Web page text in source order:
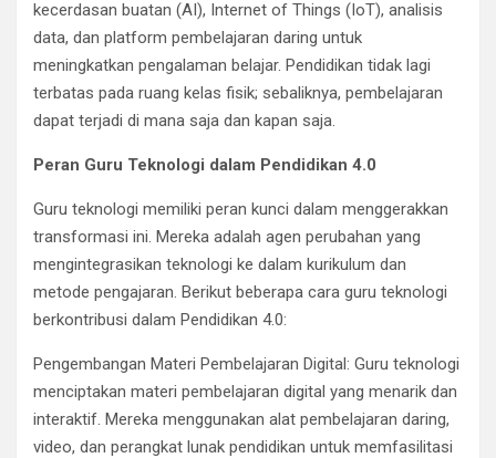
kecerdasan buatan (AI), Internet of Things (IoT), analisis
data, dan platform pembelajaran daring untuk
meningkatkan pengalaman belajar. Pendidikan tidak lagi
terbatas pada ruang kelas fisik; sebaliknya, pembelajaran
dapat terjadi di mana saja dan kapan saja.
Peran Guru Teknologi dalam Pendidikan 4.0
Guru teknologi memiliki peran kunci dalam menggerakkan
transformasi ini. Mereka adalah agen perubahan yang
mengintegrasikan teknologi ke dalam kurikulum dan
metode pengajaran. Berikut beberapa cara guru teknologi
berkontribusi dalam Pendidikan 4.0:
Pengembangan Materi Pembelajaran Digital: Guru teknologi
menciptakan materi pembelajaran digital yang menarik dan
interaktif. Mereka menggunakan alat pembelajaran daring,
video, dan perangkat lunak pendidikan untuk memfasilitasi